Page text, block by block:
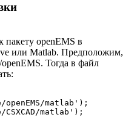
пакету openEMS в
или Matlab. Предположим,
Тогда в файл
openEMS/matlab');